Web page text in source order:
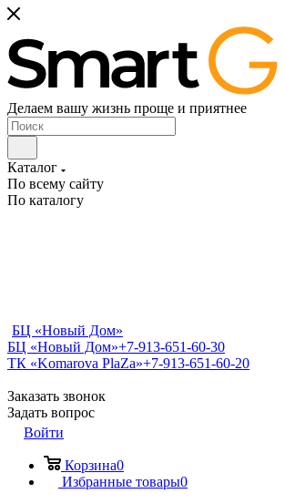
Делаем вашу жизнь проще и приятнее
Каталог
По всему сайту
По каталогу
БЦ «Новый Дом»
БЦ «Новый Дом»+7-913-651-60-30
ТК «Komarova PlaZa»+7-913-651-60-20
Заказать звонок
Задать вопрос
Войти
Корзина0
Избранные товары0